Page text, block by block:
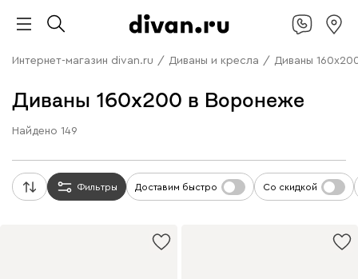
Интернет-магазин divan.ru / Диваны и кресла / Диваны
Диваны 160х200 в Воронеже
Найдено 149
Фильтры Доставим быстро Со скидкой